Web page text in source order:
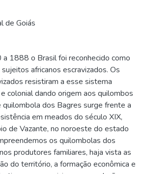
de Goiás
1888 o Brasil foi reconhecido como
africanos escravizados. Os
resistiram a esse sistema
colonial dando origem aos quilombos
quilombola dos Bagres surge frente a
em meados do século XIX,
de Vazante, no noroeste do estado
os quilombolas dos
produtores familiares, haja vista as
do território, a formação econômica e